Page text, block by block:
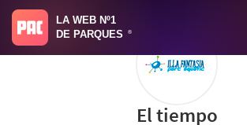
LA WEB Nº1
DE PARQUES
®
El tiempo